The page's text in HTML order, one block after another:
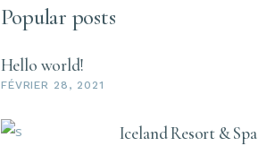
Popular posts
Hello world!
FÉVRIER 28, 2021
Iceland Resort & Spa